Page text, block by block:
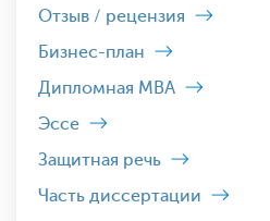
Отзыв / рецензия
Бизнес-план
Дипломная MBA
Эссе
Защитная речь
Часть диссертации